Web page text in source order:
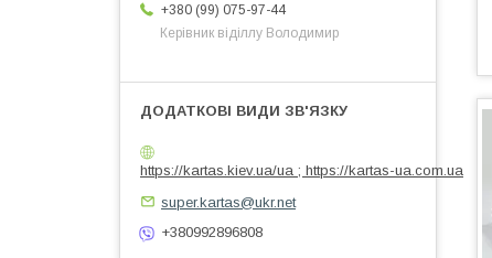
+380 (99) 075-97-44
Керівник віділлу Володимир
https://kartas.kiev.ua/ua ; https://kartas-ua.com.ua
super.kartas@ukr.net
+380992896808